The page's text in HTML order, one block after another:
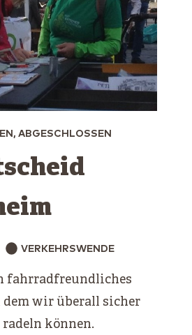
ABGESCHLOSSEN
VERKEHRSWENDE
fahrradfreundliches
dem wir überall sicher
können.